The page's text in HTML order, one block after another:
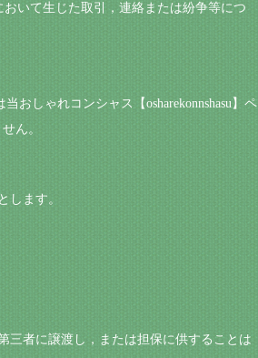
おいて生じた取引，連絡または紛争等につ
おしゃれコンシャス【osharekonnshasu】ペ
ん。
します。
三者に譲渡し，または担保に供することは